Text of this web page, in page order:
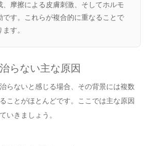
、摩擦による皮膚刺激、そしてホルモ
です。これらが複合的に重なることで
す。
らない主な原因
らないと感じる場合、その背景には複数
ことがほとんどです。ここでは主な原因
いきましょう。